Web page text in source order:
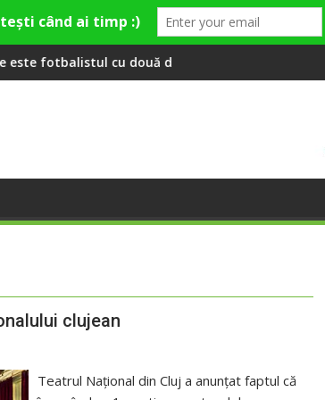
două diplome care a învățat româna la 2 ani
Compania de Apă Someș,
clujean
Teatrul Național din Cluj a anunțat faptul că